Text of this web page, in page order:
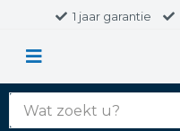
1 jaar garantie
Zoek